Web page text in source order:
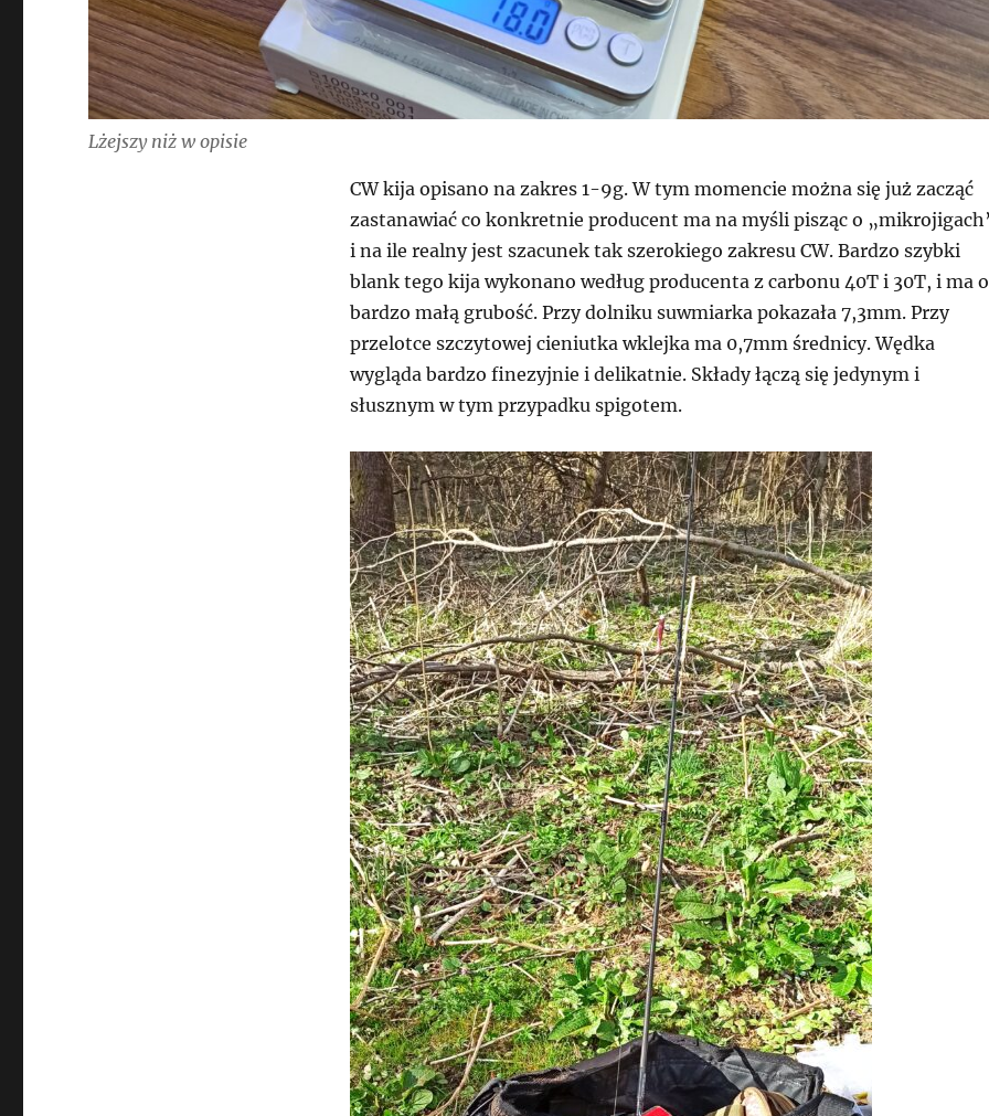
Lżejszy niż w opisie
CW kija opisano na zakres 1-9g. W tym momencie można się już zacząć
zastanawiać co konkretnie producent ma na myśli pisząc o
i na ile realny jest szacunek tak szerokiego zakresu CW. Bardzo szybki
blank tego kija wykonano według producenta z carbonu 40T i 30T, i ma
bardzo małą grubość. Przy dolniku suwmiarka pokazała 7,3mm. Przy
przelotce szczytowej cieniutka wklejka ma 0,7mm średnicy. Wędka
wygląda bardzo finezyjnie i delikatnie. Składy łączą się jedynym i
słusznym w tym przypadku spigotem.